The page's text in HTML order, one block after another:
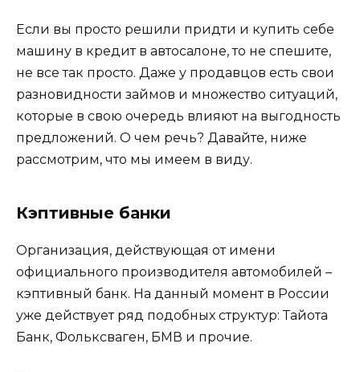
Если вы просто решили придти и купить себе
машину в кредит в автосалоне, то не спешите,
не все так просто. Даже у продавцов есть свои
разновидности займов и множество ситуаций,
которые в свою очередь влияют на выгодность
предложений. О чем речь? Давайте, ниже
рассмотрим, что мы имеем в виду.
Кэптивные банки
Организация, действующая от имени
официального производителя автомобилей –
кэптивный банк. На данный момент в России
уже действует ряд подобных структур: Тайота
Банк, Фольксваген, БМВ и прочие.